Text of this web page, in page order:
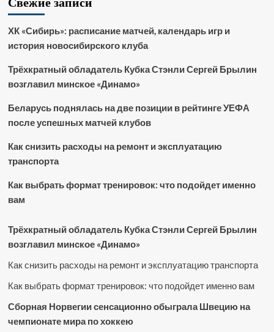
ХК «Сибирь»: расписание матчей, календарь игр и
история новосибирского клуба
Трёхкратный обладатель Кубка Стэнли Сергей Брылин
возглавил минское «Динамо»
Беларусь поднялась на две позиции в рейтинге УЕФА
после успешных матчей клубов
Как снизить расходы на ремонт и эксплуатацию
транспорта
Как выбрать формат тренировок: что подойдет именно
вам
Трёхкратный обладатель Кубка Стэнли Сергей Брылин
возглавил минское «Динамо»
Как снизить расходы на ремонт и эксплуатацию транспорта
Как выбрать формат тренировок: что подойдет именно вам
Сборная Норвегии сенсационно обыграла Швецию на
чемпионате мира по хоккею